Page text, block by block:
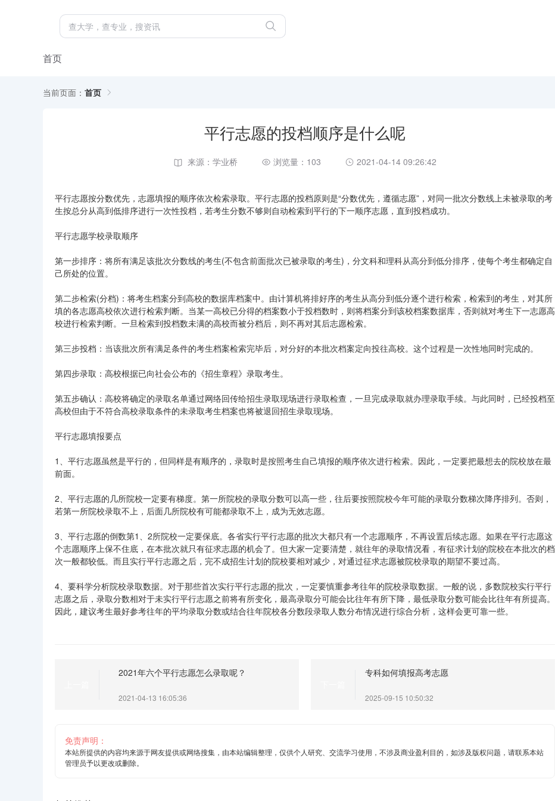
首页
当前页面： 首页
平行志愿的投档顺序是什么呢
来源：学业桥 浏览量：103 2021-04-14 09:26:42
平行志愿按分数优先，志愿填报的顺序依次检索录取。平行志愿的投档原则是“分数优先，遵循志愿”，对同一批次分数线上未被录取的考
生按总分从高到低排序进行一次性投档，若考生分数不够则自动检索到平行的下一顺序志愿，直到投档成功。
平行志愿学校录取顺序
第一步排序：将所有满足该批次分数线的考生(不包含前面批次已被录取的考生)，分文科和理科从高分到低分排序，使每个考生都确定自
己所处的位置。
第二步检索(分档)：将考生档案分到高校的数据库档案中。由计算机将排好序的考生从高分到低分逐个进行检索，检索到的考生，对其所
填的各志愿高校依次进行检索判断。当某一高校已分得的档案数小于投档数时，则将档案分到该校档案数据库，否则就对考生下一志愿高
校进行检索判断。一旦检索到投档数未满的高校而被分档后，则不再对其后志愿检索。
第三步投档：当该批次所有满足条件的考生档案检索完毕后，对分好的本批次档案定向投往高校。这个过程是一次性地同时完成的。
第四步录取：高校根据已向社会公布的《招生章程》录取考生。
第五步确认：高校将确定的录取名单通过网络回传给招生录取现场进行录取检查，一旦完成录取就办理录取手续。与此同时，已经投档至
高校但由于不符合高校录取条件的未录取考生档案也将被退回招生录取现场。
平行志愿填报要点
1、平行志愿虽然是平行的，但同样是有顺序的，录取时是按照考生自己填报的顺序依次进行检索。因此，一定要把最想去的院校放在最
前面。
2、平行志愿的几所院校一定要有梯度。第一所院校的录取分数可以高一些，往后要按照院校今年可能的录取分数梯次降序排列。否则，
若第一所院校录取不上，后面几所院校有可能都录取不上，成为无效志愿。
3、平行志愿的倒数第1、2所院校一定要保底。各省实行平行志愿的批次大都只有一个志愿顺序，不再设置后续志愿。如果在平行志愿这
个志愿顺序上保不住底，在本批次就只有征求志愿的机会了。但大家一定要清楚，就往年的录取情况看，有征求计划的院校在本批次的档
次一般都较低。而且实行平行志愿之后，完不成招生计划的院校要相对减少，对通过征求志愿被院校录取的期望不要过高。
4、要科学分析院校录取数据。对于那些首次实行平行志愿的批次，一定要慎重参考往年的院校录取数据。一般的说，多数院校实行平行
志愿之后，录取分数相对于未实行平行志愿之前将有所变化，最高录取分可能会比往年有所下降，最低录取分数可能会比往年有所提高。
因此，建议考生最好参考往年的平均录取分数或结合往年院校各分数段录取人数分布情况进行综合分析，这样会更可靠一些。
2021年六个平行志愿怎么录取呢？
2021-04-13 16:05:36
专科如何填报高考志愿
2025-09-15 10:50:32
免责声明：
本站所提供的内容均来源于网友提供或网络搜集，由本站编辑整理，仅供个人研究、交流学习使用，不涉及商业盈利目的，如涉及版权问题，请联系本站
管理员予以更改或删除。